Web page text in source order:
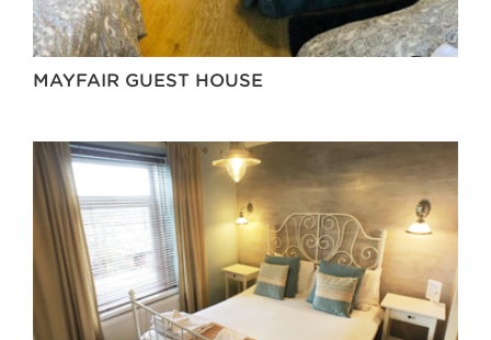
MAYFAIR GUEST HOUSE